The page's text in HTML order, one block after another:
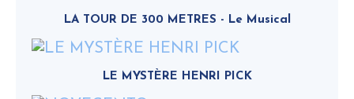
LA TOUR DE 300 METRES - Le Musical
LE MYSTÈRE HENRI PICK